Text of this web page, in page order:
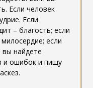
Если человек
Если
– благость; если
если
найдете
и ошибок и пищу